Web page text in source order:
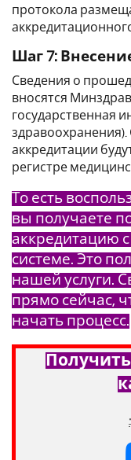
протокола
Шаг 7:
Сведения о
вносятся
государственная
аккредитации
регистре
То есть
вы получаете
аккредитацию
системе. Это
нашей услуги.
прямо сейчас,
начать процесс.